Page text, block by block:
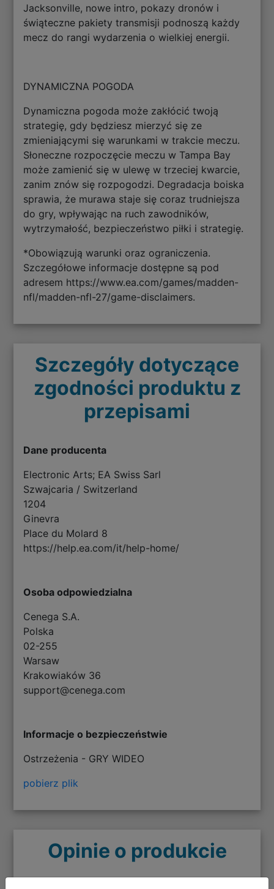
Jacksonville, nowe intro, pokazy dronów i
świąteczne pakiety transmisji podnoszą każdy
mecz do rangi wydarzenia o wielkiej energii.
DYNAMICZNA POGODA
Dynamiczna pogoda może zakłócić twoją
strategię, gdy będziesz mierzyć się ze
zmieniającymi się warunkami w trakcie meczu.
Słoneczne rozpoczęcie meczu w Tampa Bay
może zamienić się w ulewę w trzeciej kwarcie,
zanim znów się rozpogodzi. Degradacja boiska
sprawia, że murawa staje się coraz trudniejsza
do gry, wpływając na ruch zawodników,
wytrzymałość, bezpieczeństwo piłki i strategię.
*Obowiązują warunki oraz ograniczenia.
Szczegółowe informacje dostępne są pod
adresem https://www.ea.com/games/madden-
nfl/madden-nfl-27/game-disclaimers.
Szczegóły dotyczące
zgodności produktu z
przepisami
Dane producenta
Electronic Arts; EA Swiss Sarl
Szwajcaria / Switzerland
1204
Ginevra
Place du Molard 8
https://help.ea.com/it/help-home/
Osoba odpowiedzialna
Cenega S.A.
Polska
02-255
Warsaw
Krakowiaków 36
support@cenega.com
Informacje o bezpieczeństwie
Ostrzeżenia - GRY WIDEO
pobierz plik
Opinie o produkcie